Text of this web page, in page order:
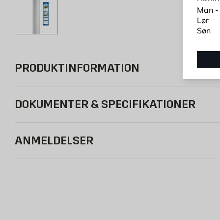
Man -
Lør
Søn
PRODUKTINFORMATION
DOKUMENTER & SPECIFIKATIONER
ANMELDELSER